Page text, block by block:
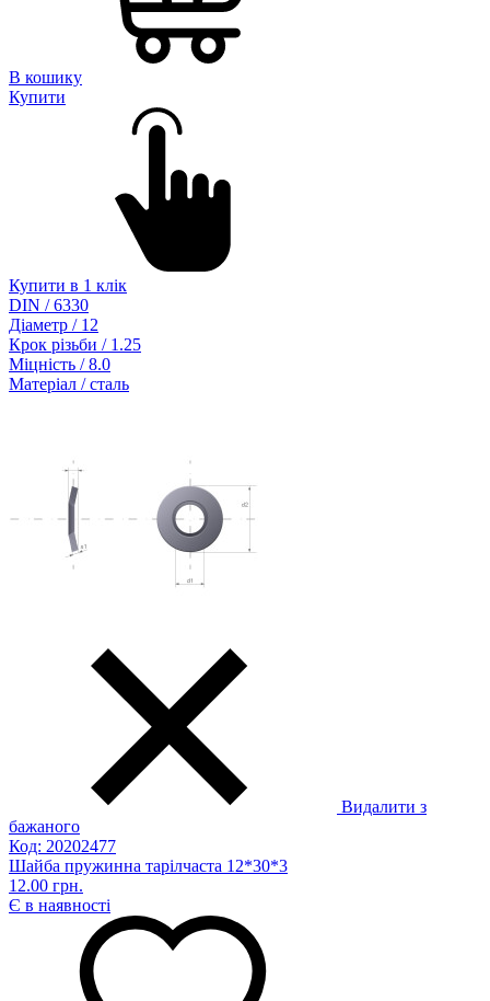
В кошику
Купити
Купити в 1 клік
DIN / 6330
Діаметр / 12
Крок різьби / 1.25
Міцність / 8.0
Матеріал / сталь
Видалити з
бажаного
Код: 20202477
Шайба пружинна тарілчаста 12*30*3
12.00 грн.
Є в наявності